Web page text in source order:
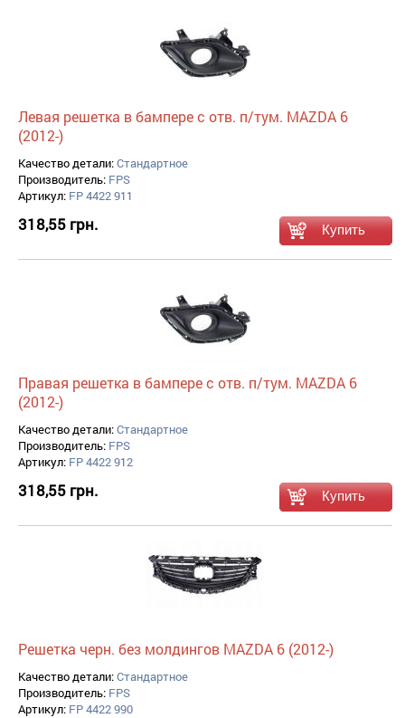
Левая решетка в бампере с отв. п/тум. MAZDA 6
(2012-)
Качество детали:Стандартное
Производитель: FPS
Артикул: FP 4422 911
318,55 грн.
Правая решетка в бампере с отв. п/тум. MAZDA 6
(2012-)
Качество детали:Стандартное
Производитель: FPS
Артикул: FP 4422 912
318,55 грн.
Решетка черн. без молдингов MAZDA 6 (2012-)
Качество детали:Стандартное
Производитель: FPS
Артикул: FP 4422 990